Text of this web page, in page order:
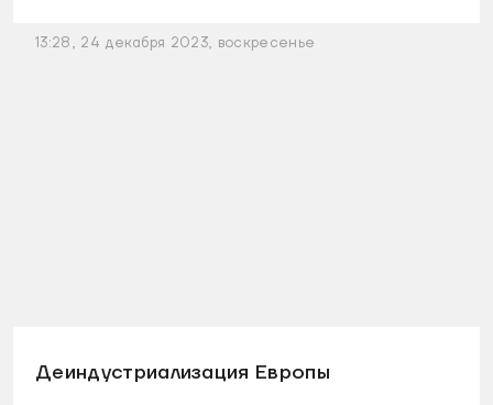
13:28, 24 декабря 2023, воскресенье
Деиндустриализация Европы